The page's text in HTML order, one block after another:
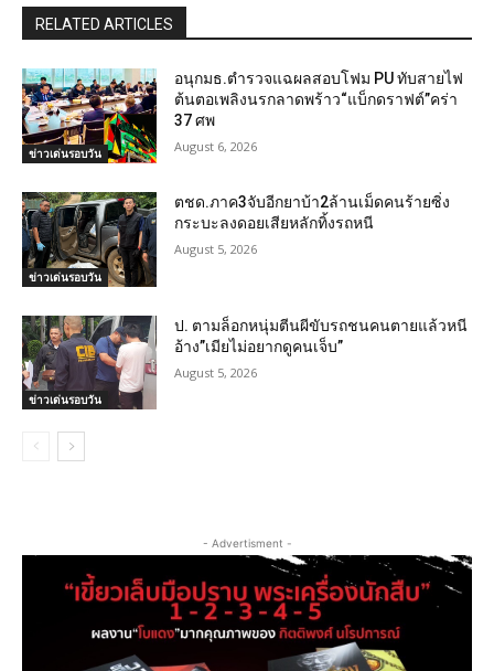
RELATED ARTICLES
ข่าวเด่นรอบวัน
อนุกมธ.ตำรวจแฉผลสอบโฟม PU ทับสายไฟ
ต้นตอเพลิงนรกลาดพร้าว“แบ็กดราฟต์”คร่า
37 ศพ
August 6, 2026
ข่าวเด่นรอบวัน
ตชด.ภาค3จับอีกยาบ้า2ล้านเม็ดคนร้ายซิ่ง
กระบะลงดอยเสียหลักทิ้งรถหนี
August 5, 2026
ข่าวเด่นรอบวัน
ป. ตามล็อกหนุ่มตีนผีขับรถชนคนตายแล้วหนี
อ้าง”เมียไม่อยากดูคนเจ็บ”
August 5, 2026
- Advertisment -